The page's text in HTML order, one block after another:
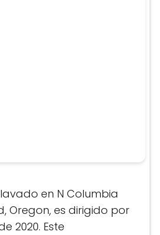
en N Columbia
Oregon, es dirigido por
2020. Este